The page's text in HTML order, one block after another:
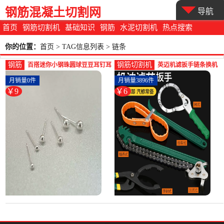
首页 钢筋切割机 基础知识 钢筋 水泥切割机 热点搜索
钢筋混凝土切割网 导航
你的位置： 首页 > TAG信息列表 > 链条
钢筋
百搭迷你小钢珠圆球豆豆耳钉耳
饰环耳棒时尚简约男女配-圆棒
钢(如兰饰品旗舰店仅售9.04元)
￥9
月销量0件
钢筋切割机
英迈机滤扳手链条换机
油滤芯扳手工具皮带水
滤芯扳手滤-钢筋切割工
具(英迈旗舰店仅售6.2
元)
￥6
月销量3896件